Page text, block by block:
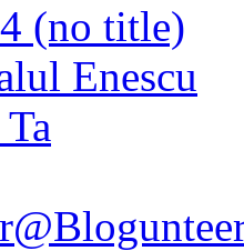
(no title)
Enescu